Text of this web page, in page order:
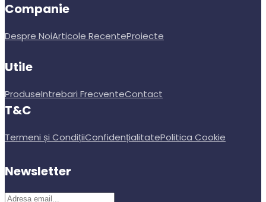
Companie
Despre NoiArticole RecenteProiecte
Utile
ProduseIntrebari FrecventeContact
T&C
Termeni și CondițiiConfidențialitatePolitica Cookie
Newsletter